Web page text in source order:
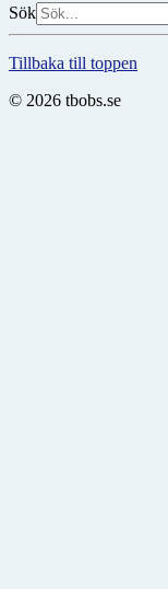
Sök
Tillbaka till toppen
© 2026 tbobs.se